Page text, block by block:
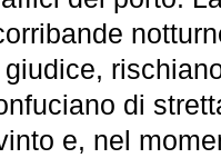
di
e, nel